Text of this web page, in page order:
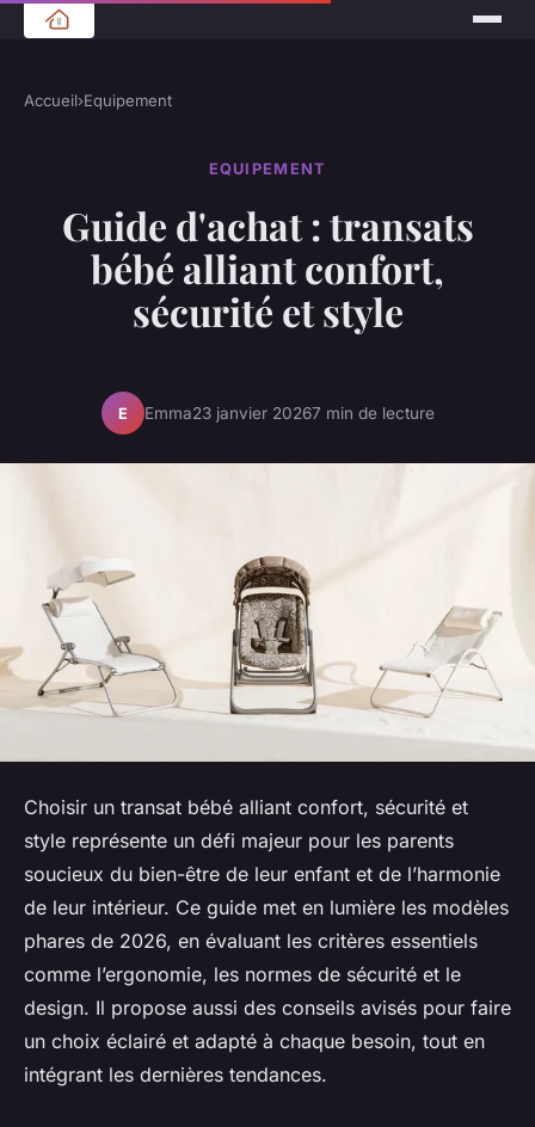
Accueil›Equipement
EQUIPEMENT
Guide d'achat : transats
bébé alliant confort,
sécurité et style
E Emma23 janvier 20267 min de lecture
Choisir un transat bébé alliant confort, sécurité et
style représente un défi majeur pour les parents
soucieux du bien-être de leur enfant et de l’harmonie
de leur intérieur. Ce guide met en lumière les modèles
phares de 2026, en évaluant les critères essentiels
comme l’ergonomie, les normes de sécurité et le
design. Il propose aussi des conseils avisés pour faire
un choix éclairé et adapté à chaque besoin, tout en
intégrant les dernières tendances.